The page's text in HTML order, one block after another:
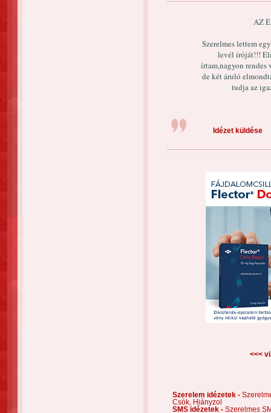
AZ
Szerelmes lettem
levél íróját!!!
írtam,nagyon
de két áruló
tudja az
Idézet küldése
<<<
Szerelem idézetek -
Csók,
Hiányzol
SMS idézetek - Szerelmes